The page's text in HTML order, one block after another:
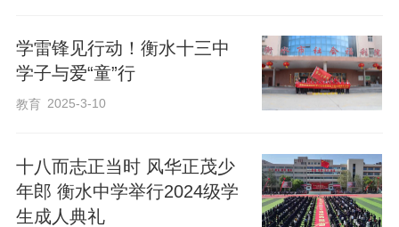
学雷锋见行动！衡水十三中
学子与爱“童”行
教育 2025-3-10
十八而志正当时 风华正茂少
年郎 衡水中学举行2024级学
生成人典礼